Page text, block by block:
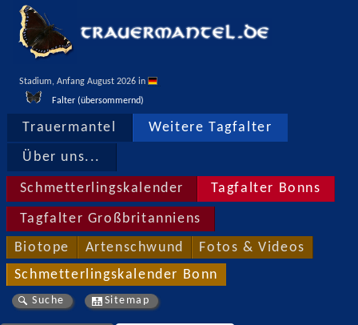
Stadium, Anfang August 2026 in
Falter (übersommernd)
Trauermantel Weitere Tagfalter
Über uns...
Schmetterlingskalender Tagfalter Bonns
Tagfalter Großbritanniens
Biotope Artenschwund Fotos & Videos
Schmetterlingskalender Bonn
Suche Sitemap